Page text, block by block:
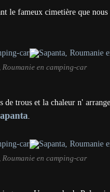
le fameux cimetière que
Roumanie en camping-car
trous et la chaleur n'
.
Roumanie en camping-car